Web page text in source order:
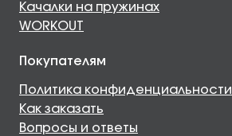
Качалки на пружинах
WORKOUT
Покупателям
Политика конфиденциальности
Как заказать
Вопросы и ответы